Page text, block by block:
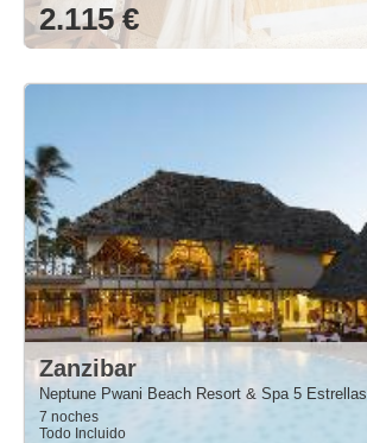
2.115 €
Zanzibar
Neptune Pwani Beach Resort & Spa 5 Estrellas
7 noches
Todo Incluido